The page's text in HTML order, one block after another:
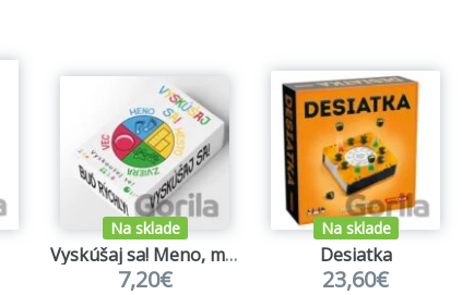
Na sklade
Vyskúšaj sa! Meno, mesto, zviera, vec
7,20€
Na sklade
Desiatka
23,60€